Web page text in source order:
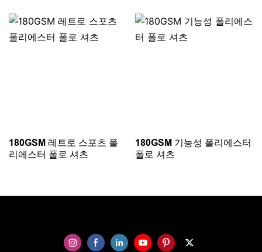
180GSM 레트로 스포츠 폴
리에스터 폴로 셔츠
180GSM 기능성 폴리에스터
폴로 셔츠